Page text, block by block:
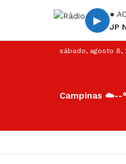
▶
●
JP
sábado, agosto 8,
Campinas ☁️--